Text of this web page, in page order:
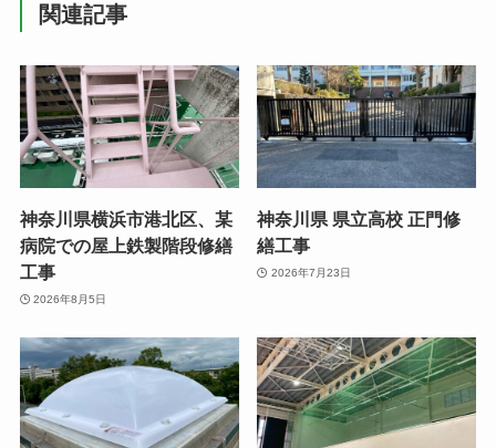
関連記事
神奈川県横浜市港北区、某
病院での屋上鉄製階段修繕
工事
2026年8月5日
神奈川県 県立高校 正門修
繕工事
2026年7月23日